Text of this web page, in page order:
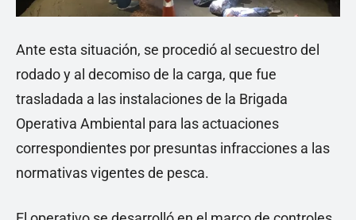
Ante esta situación, se procedió al secuestro del
rodado y al decomiso de la carga, que fue
trasladada a las instalaciones de la Brigada
Operativa Ambiental para las actuaciones
correspondientes por presuntas infracciones a las
normativas vigentes de pesca.